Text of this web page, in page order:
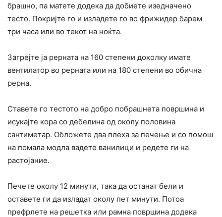
брашно, па матете додека да добиете изедначено
тесто. Покријте го и изладете го во фрижидер барем
три часа или во текот на ноќта.
Загрејте ја рерната на 160 степени доколку имате
вентилатор во рерната или на 180 степени во обична
рерна.
Ставете го тестото на добро побрашнета површина и
исукајте кора со дебелина од околу половина
сантиметар. Обложете два плеха за печење и со помош
на помала модла вадете ванилици и редете ги на
растојание.
Печете околу 12 минути, така да останат бели и
оставете ги да изладат околу пет минути. Потоа
префрлете на решетка или рамна површина додека